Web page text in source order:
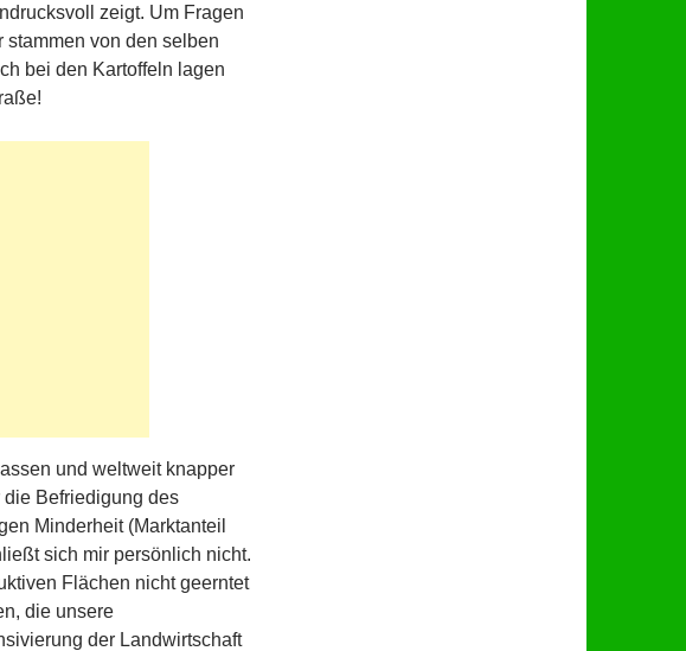
zeigt. Um Fragen
von den selben
bei den Kartoffeln lagen
und weltweit knapper
die Befriedigung des
Minderheit (Marktanteil
sich mir persönlich nicht.
Flächen nicht geerntet
die unsere
der Landwirtschaft